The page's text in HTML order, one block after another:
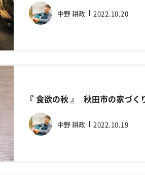
中野 耕政 2022.10.20
『 食欲の秋 』 秋田市の家づ
中野 耕政 2022.10.19